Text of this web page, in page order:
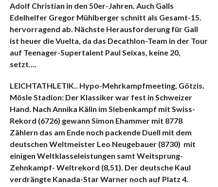
Adolf Christian in den 50er-Jahren. Auch Galls
Edelhelfer Gregor Mühlberger schnitt als Gesamt-15.
hervorragend ab. Nächste Herausforderung für Gall
ist heuer die Vuelta, da das Decathlon-Team in der Tour
auf Teenager-Supertalent Paul Seixas, keine 20,
setzt….
LEICHTATHLETIK.. Hypo-Mehrkampfmeeting, Götzis.
Mösle Stadion: Der Klassiker war fest in Schweizer
Hand. Nach Annika Kälin im Siebenkampf mit Swiss-
Rekord (6726) gewann Simon Ehammer mit 8778
Zählern das am Ende noch packende Duell mit dem
deutschen Weltmeister Leo Neugebauer (8730) mit
einigen Weltklasseleistungen samt Weitsprung-
Zehnkampf- Weltrekord (8,51). Der deutsche Kaul
verdrängte Kanada-Star Warner noch auf Platz 4.